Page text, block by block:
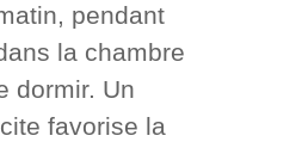
pendant
la chambre
dormir. Un
favorise la